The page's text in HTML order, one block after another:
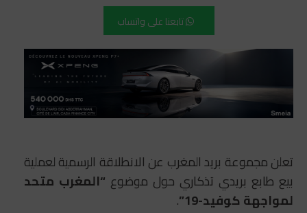
تابعنا على واتساب
تعلن مجموعة بريد المغرب عن الانطلاقة الرسمية لعملية
بيع طابع بريدي تذكاري حول موضوع “المغرب متحد
لمواجهة كوفيد-19”
.